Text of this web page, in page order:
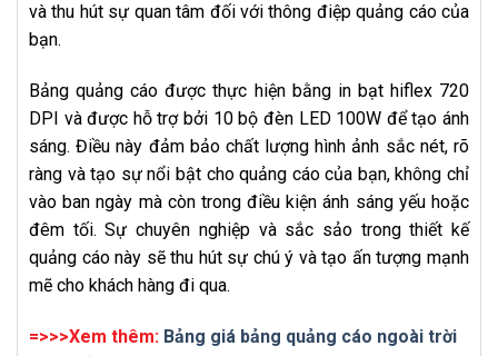
và thu hút sự quan tâm đối với thông điệp quảng cáo của
bạn.
Bảng quảng cáo được thực hiện bằng in bạt hiflex 720
DPI và được hỗ trợ bởi 10 bộ đèn LED 100W để tạo ánh
sáng. Điều này đảm bảo chất lượng hình ảnh sắc nét, rõ
ràng và tạo sự nổi bật cho quảng cáo của bạn, không chỉ
vào ban ngày mà còn trong điều kiện ánh sáng yếu hoặc
đêm tối. Sự chuyên nghiệp và sắc sảo trong thiết kế
quảng cáo này sẽ thu hút sự chú ý và tạo ấn tượng mạnh
mẽ cho khách hàng đi qua.
=>>>Xem thêm: Bảng giá bảng quảng cáo ngoài trời